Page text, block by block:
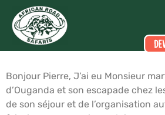
Didier MARTIN
Dates du voyage : du 12/11/2016
Bonjour Pierre, J’ai eu Monsieur
d’Ouganda et son escapade chez
de son séjour et de l’organisation